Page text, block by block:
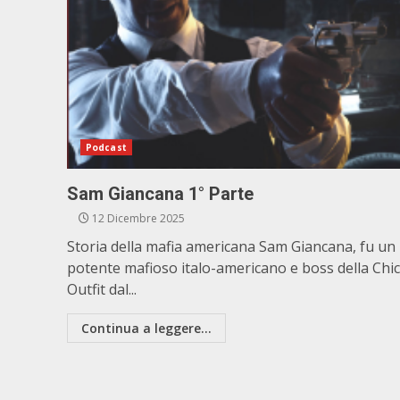
Podcast
Sam Giancana 1° Parte
12 Dicembre 2025
Storia della mafia americana Sam Giancana, fu un
potente mafioso italo-americano e boss della
Outfit dal...
Continua a leggere...